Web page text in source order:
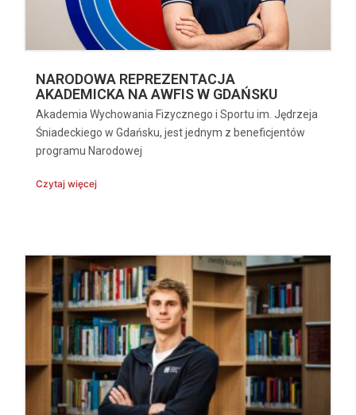
NARODOWA REPREZENTACJA
AKADEMICKA NA AWFIS W GDAŃSKU
Akademia Wychowania Fizycznego i Sportu im. Jędrzeja
Śniadeckiego w Gdańsku, jest jednym z beneficjentów
programu Narodowej
Czytaj więcej